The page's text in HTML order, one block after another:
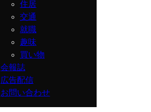
住居
交通
就職
趣味
買い物
会報誌
広告配信
お問い合わせ